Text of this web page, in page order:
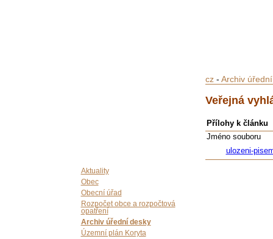
Aktuality
Obec
Obecní úřad
Rozpočet obce a rozpočtová
opatření
Archiv úřední desky
Územní plán Koryta
cz- Archiv
Veřejná
Přílohy k článku
Jméno souboru
ulozeni-